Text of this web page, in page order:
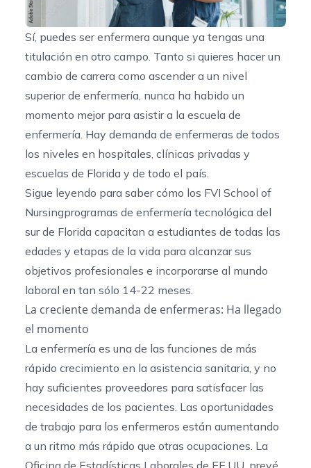
Sí, puedes ser enfermera aunque ya tengas una
titulación en otro campo. Tanto si quieres hacer un
cambio de carrera como ascender a un nivel
superior de enfermería, nunca ha habido un
momento mejor para asistir a la escuela de
enfermería. Hay demanda de enfermeras de todos
los niveles en hospitales, clínicas privadas y
escuelas de Florida y de todo el país.
Sigue leyendo para saber cómo los FVI School of
Nursingprogramas de enfermería tecnológica del
sur de Florida capacitan a estudiantes de todas las
edades y etapas de la vida para alcanzar sus
objetivos profesionales e incorporarse al mundo
laboral en tan sólo 14-22 meses.
La creciente demanda de enfermeras: Ha llegado
el momento
La enfermería es una de las funciones de más
rápido crecimiento en la asistencia sanitaria, y no
hay suficientes proveedores para satisfacer las
necesidades de los pacientes. Las oportunidades
de trabajo para los enfermeros están aumentando
a un ritmo más rápido que otras ocupaciones. La